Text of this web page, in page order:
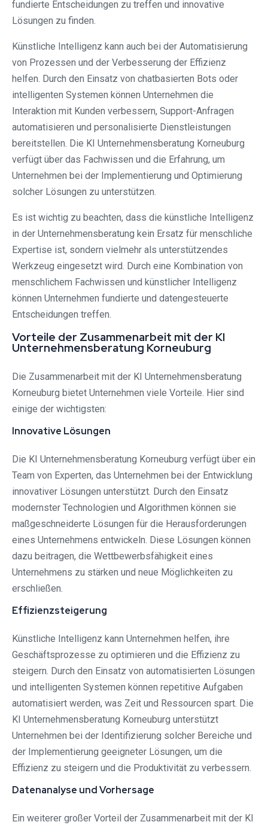
fundierte Entscheidungen zu treffen und innovative
Lösungen zu finden.
Künstliche Intelligenz kann auch bei der Automatisierung
von Prozessen und der Verbesserung der Effizienz
helfen. Durch den Einsatz von chatbasierten Bots oder
intelligenten Systemen können Unternehmen die
Interaktion mit Kunden verbessern, Support-Anfragen
automatisieren und personalisierte Dienstleistungen
bereitstellen. Die KI Unternehmensberatung Korneuburg
verfügt über das Fachwissen und die Erfahrung, um
Unternehmen bei der Implementierung und Optimierung
solcher Lösungen zu unterstützen.
Es ist wichtig zu beachten, dass die künstliche Intelligenz
in der Unternehmensberatung kein Ersatz für menschliche
Expertise ist, sondern vielmehr als unterstützendes
Werkzeug eingesetzt wird. Durch eine Kombination von
menschlichem Fachwissen und künstlicher Intelligenz
können Unternehmen fundierte und datengesteuerte
Entscheidungen treffen.
Vorteile der Zusammenarbeit mit der KI
Unternehmensberatung Korneuburg
Die Zusammenarbeit mit der KI Unternehmensberatung
Korneuburg bietet Unternehmen viele Vorteile. Hier sind
einige der wichtigsten:
Innovative Lösungen
Die KI Unternehmensberatung Korneuburg verfügt über ein
Team von Experten, das Unternehmen bei der Entwicklung
innovativer Lösungen unterstützt. Durch den Einsatz
modernster Technologien und Algorithmen können sie
maßgeschneiderte Lösungen für die Herausforderungen
eines Unternehmens entwickeln. Diese Lösungen können
dazu beitragen, die Wettbewerbsfähigkeit eines
Unternehmens zu stärken und neue Möglichkeiten zu
erschließen.
Effizienzsteigerung
Künstliche Intelligenz kann Unternehmen helfen, ihre
Geschäftsprozesse zu optimieren und die Effizienz zu
steigern. Durch den Einsatz von automatisierten Lösungen
und intelligenten Systemen können repetitive Aufgaben
automatisiert werden, was Zeit und Ressourcen spart. Die
KI Unternehmensberatung Korneuburg unterstützt
Unternehmen bei der Identifizierung solcher Bereiche und
der Implementierung geeigneter Lösungen, um die
Effizienz zu steigern und die Produktivität zu verbessern.
Datenanalyse und Vorhersage
Ein weiterer großer Vorteil der Zusammenarbeit mit der KI